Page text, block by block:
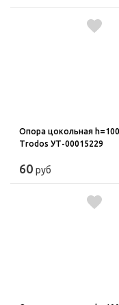
Опора цокольная
Trodos УТ-00015229
60 руб